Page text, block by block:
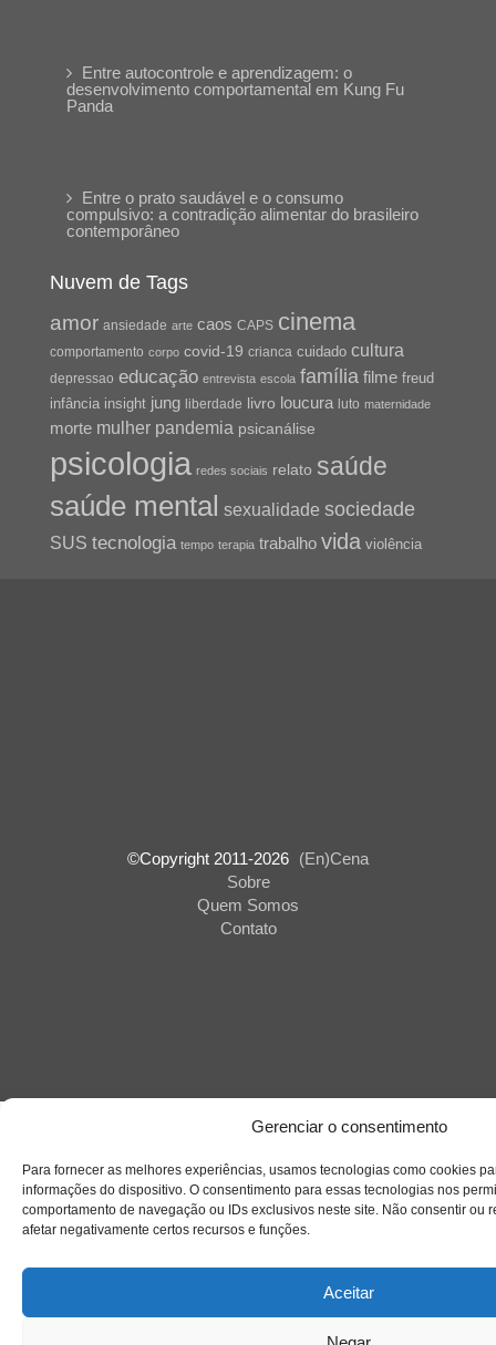
Gerenciar o consentimento
Para fornecer as melhores experiências, usamos tecnologias como cookies
informações do dispositivo. O consentimento para essas tecnologias nos
comportamento de navegação ou IDs exclusivos neste site. Não consentir ou
afetar negativamente certos recursos e funções.
Aceitar
Entre autocontrole e aprendizagem: o
desenvolvimento comportamental em Kung Fu
Panda
Entre o prato saudável e o consumo
compulsivo: a contradição alimentar do brasileiro
contemporâneo
Nuvem de Tags
amor ansiedade arte caos CAPS cinema
comportamento corpo covid-19 crianca cuidado cultura
depressao educação entrevista escola família filme freud
infância insight jung liberdade livro loucura luto maternidade
morte mulher pandemia psicanálise
psicologia redes sociais relato saúde
saúde mental sexualidade sociedade
SUS tecnologia tempo terapia trabalho vida violência
©Copyright 2011-2026 (En)Cena
Sobre
Quem Somos
Contato